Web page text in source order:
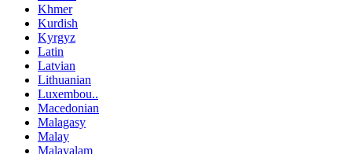
Khmer
Kurdish
Kyrgyz
Latin
Latvian
Lithuanian
Luxembou..
Macedonian
Malagasy
Malay
Malayalam